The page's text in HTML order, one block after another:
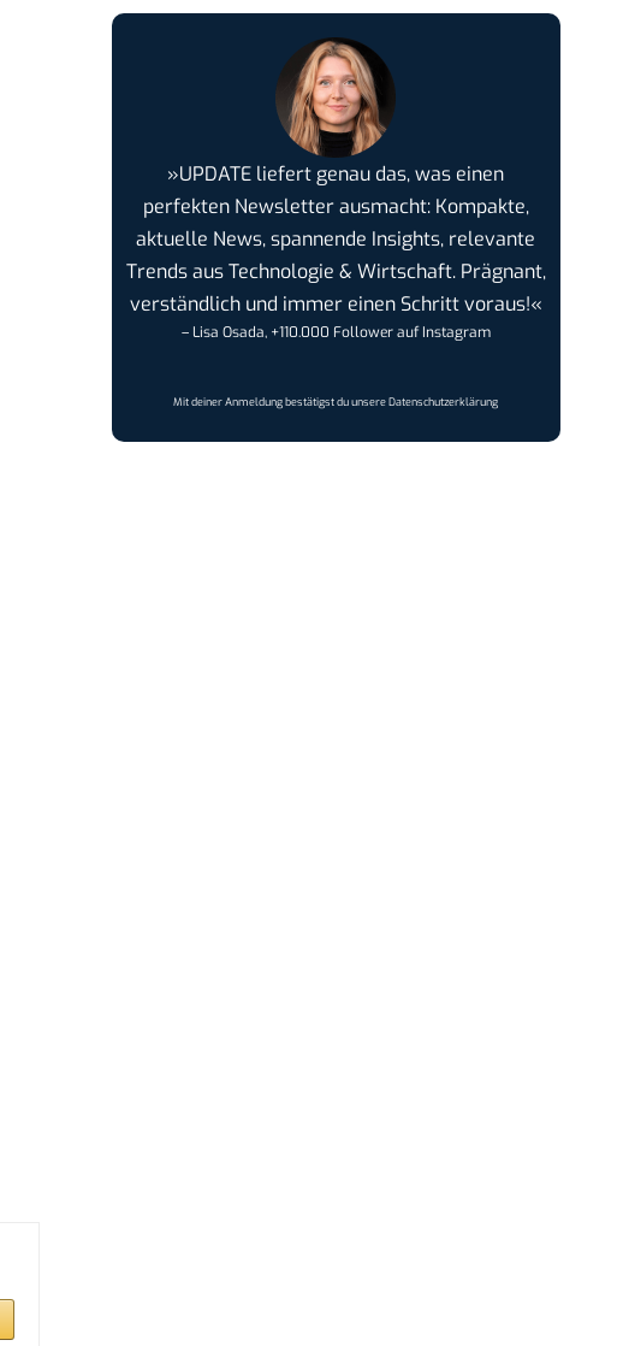
»UPDATE liefert genau das, was einen
perfekten Newsletter ausmacht: Kompakte,
aktuelle News, spannende Insights, relevante
Trends aus Technologie & Wirtschaft. Prägnant,
verständlich und immer einen Schritt voraus!«
– Lisa Osada, +110.000 Follower auf Instagram
Mit deiner Anmeldung bestätigst du unsereDatenschutzerklärung